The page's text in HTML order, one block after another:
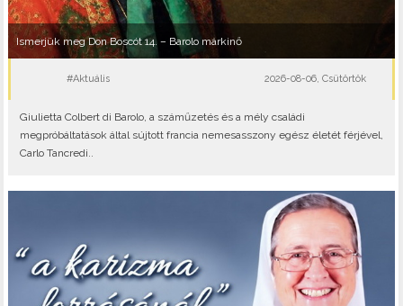
Ismerjük meg Don Boscót 14. – Barolo márkinő
#Aktuális 2026-08-06, Csütörtök
Giulietta Colbert di Barolo, a száműzetés és a mély családi
megpróbáltatások által sújtott francia nemesasszony egész életét férjével,
Carlo Tancredi..